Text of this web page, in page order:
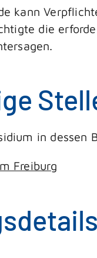
kann
die
in dessen
Freiburg